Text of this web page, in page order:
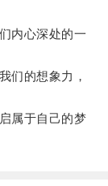
内心深处的一
的想象力，
属于自己的梦